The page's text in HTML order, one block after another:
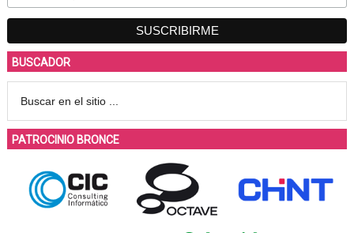
BUSCADOR
PATROCINIO BRONCE